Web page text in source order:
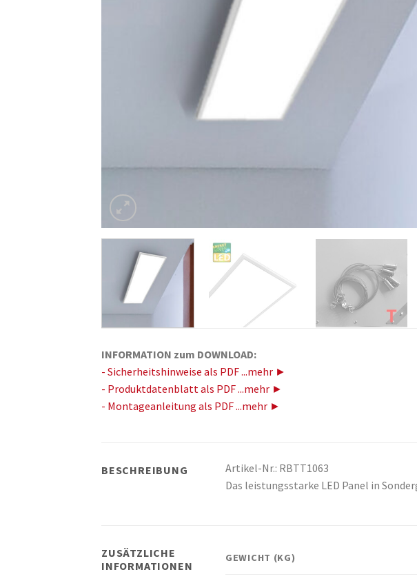
INFORMATION zum DOWNLOAD:
- Sicherheitshinweise als PDF ...mehr ►
- Produktdatenblatt als PDF ...mehr ►
- Montageanleitung als PDF ...mehr ►
BESCHREIBUNG
Artikel-Nr.: RBTT1063
Das leistungsstarke LED Panel in
ZUSÄTZLICHE
INFORMATIONEN
GEWICHT (KG)